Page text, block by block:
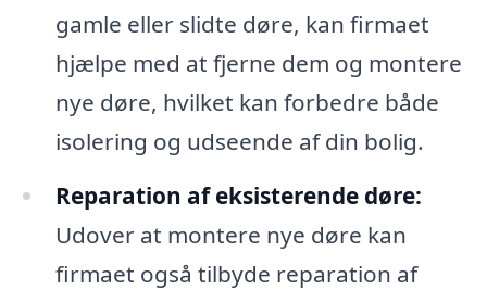
gamle eller slidte døre, kan firmaet
hjælpe med at fjerne dem og montere
nye døre, hvilket kan forbedre både
isolering og udseende af din bolig.
Reparation af eksisterende døre:
Udover at montere nye døre kan
firmaet også tilbyde reparation af